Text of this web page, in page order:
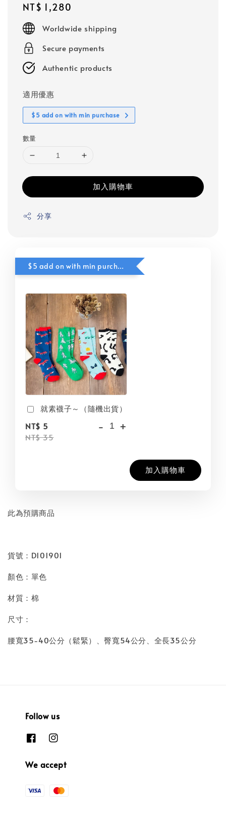
Regular
price
NT$ 1,280
Worldwide shipping
Secure payments
Authentic products
適用優惠
$5 add on with min purchase
數量
加入購物車
分享
$5 add on with min purchase
就素襪子～（隨機出貨）
NT$ 5
NT$ 35
- +
加入購物車
此為預購商品
貨號：D101901
顏色：單色
材質：棉
尺寸：
腰寬35-40公分（鬆緊）、臀寬54公分、全長35公分
Follow us
We accept